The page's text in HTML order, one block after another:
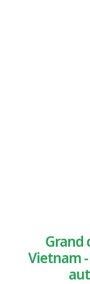
Grand
Vietnam